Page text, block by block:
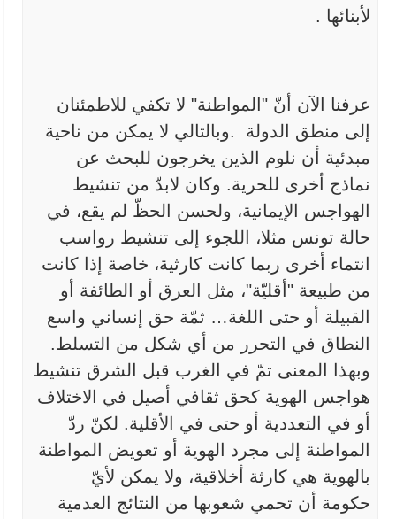
لأبنائها .
عرفنا الآن أنّ "المواطنة" لا تكفي للاطمئنان
إلى منطق الدولة
.وبالتالي لا يمكن من ناحية
مبدئية أن نلوم الذين يخرجون للبحث عن
نماذج
أخرى للحرية. وكان لابدّ من تنشيط
الهواجس الإيمانية، ولحسن الحظّ لم يقع، في
حالة تونس مثلا، اللجوء إلى تنشيط رواسب
انتماء أخرى ربما كانت كارثية، خاصة إذا كانت
من طبيعة "أقليّة"، مثل العرق أو الطائفة أو
القبيلة أو حتى
اللغة… ثمّة حق إنساني واسع
النطاق في التحرر من أي شكل من التسلط.
وبهذا
المعنى تمّ في الغرب قبل الشرق تنشيط
هواجس الهوية كحق ثقافي أصيل في
الاختلاف
أو في التعددية أو حتى في الأقلية. لكنّ ردّ
المواطنة إلى مجرد
الهوية أو تعويض المواطنة
بالهوية هي كارثة أخلاقية، ولا يمكن لأيّ
حكومة
أن تحمي شعوبها من النتائج العدمية